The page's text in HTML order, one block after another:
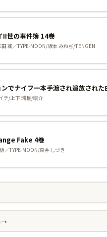
II世の事件簿 14巻
誠／TYPE-MOON/坂本 みねぢ/TENGEN
チ/上下 瑞樹/眠介
Fake 4巻
／TYPE-MOON/森井 しづき
→